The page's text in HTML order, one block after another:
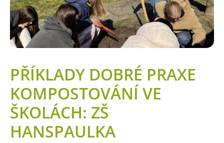
PŘÍKLADY DOBRÉ PRAXE
KOMPOSTOVÁNÍ VE
ŠKOLÁCH: ZŠ
HANSPAULKA